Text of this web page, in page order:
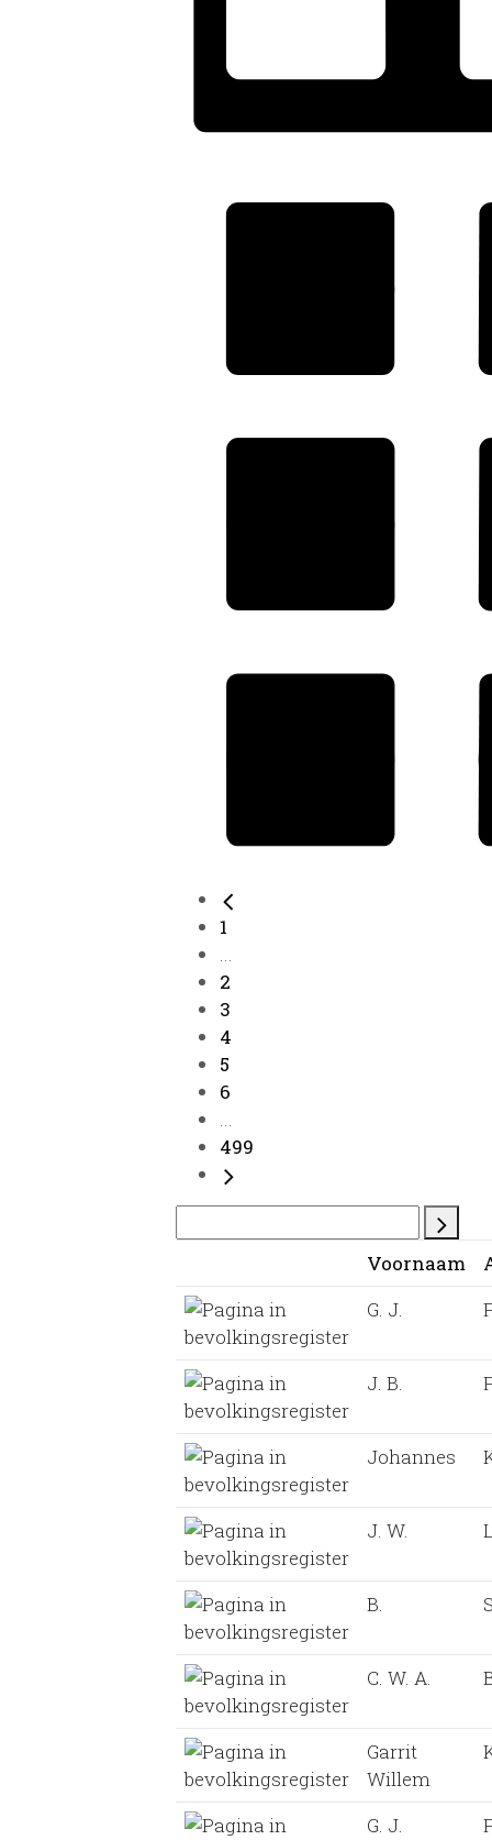
1
...
2
3
4
5
6
...
499
Voornaam
G. J.
J. B.
Johannes
J. W.
B.
C. W. A.
Garrit
Willem
G. J.